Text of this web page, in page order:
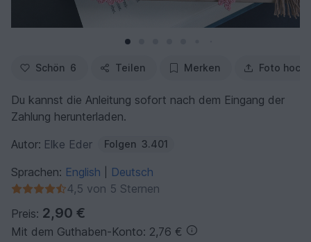
Schön 6 Teilen Merken Foto
Du kannst die Anleitung sofort nach dem Eingang der
Zahlung herunterladen.
Autor: Elke Eder Folgen 3.401
Sprachen: English
Deutsch
4,5 von 5 Sternen
Preis: 2,90 €
Mit dem Guthaben-Konto: 2,76 €